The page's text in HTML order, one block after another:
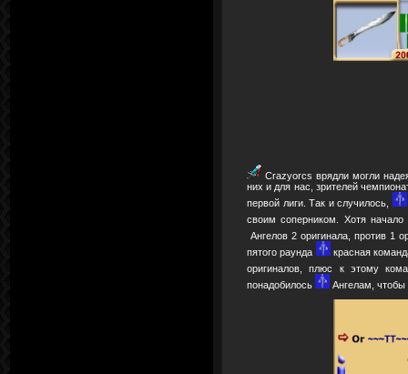
Crazyorcs врядли могли
них и для нас, зрителей
первой лиги. Так и случилось,
своим соперником. Хотя
Ангелов 2 оригинала, против 1
пятого раунда
красная
оригиналов, плюс к этому
понадобилось
Ангелам, чтобы